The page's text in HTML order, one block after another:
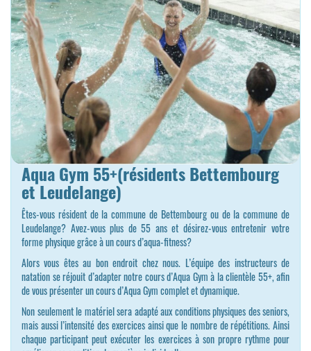
Aqua Gym 55+(résidents Bettembourg
et Leudelange)
Êtes-vous résident de la commune de Bettembourg ou de la commune de
Leudelange? Avez-vous plus de 55 ans et désirez-vous entretenir votre
forme physique grâce à un cours d’aqua-fitness?
Alors vous êtes au bon endroit chez nous. L’équipe des instructeurs de
natation se réjouit d’adapter notre cours d’Aqua Gym à la clientèle 55+, afin
de vous présenter un cours d’Aqua Gym complet et dynamique.
Non seulement le matériel sera adapté aux conditions physiques des seniors,
mais aussi l’intensité des exercices ainsi que le nombre de répétitions. Ainsi
chaque participant peut exécuter les exercices à son propre rythme pour